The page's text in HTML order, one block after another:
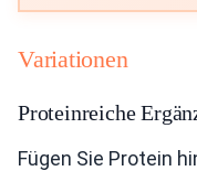
Variationen
Proteinreiche
Fügen Sie Protein